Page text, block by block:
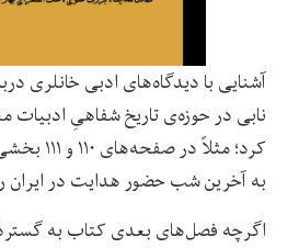
آشنایی با دیدگاه‌های ادبی خانلری
نابی در حوزه‌ی تاریخ شفاهیِ
کرد؛ مثلاً
به آخرین شب حضور هدایت در
اگرچه فصل‌های بعدی کتاب به